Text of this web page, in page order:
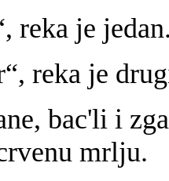
reka je
reka je
bac'li i
mrlju.